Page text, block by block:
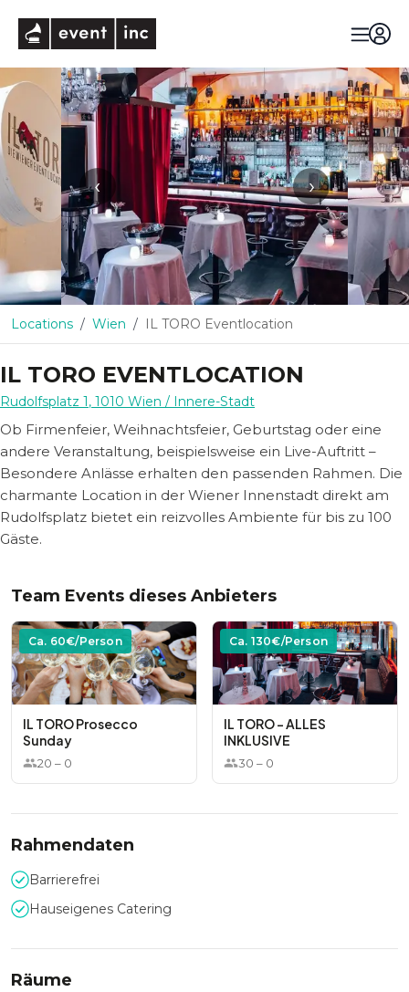
‹ ›
Locations Wien IL TORO Eventlocation
IL TORO EVENTLOCATION
Rudolfsplatz 1, 1010 Wien / Innere-Stadt
Ob Firmenfeier, Weihnachtsfeier, Geburtstag oder eine
andere Veranstaltung, beispielsweise ein Live-Auftritt –
Besondere Anlässe erhalten den passenden Rahmen. Die
charmante Location in der Wiener Innenstadt direkt am
Rudolfsplatz bietet ein reizvolles Ambiente für bis zu 100
Gäste.
Team Events dieses Anbieters
Ca. 60€/Person
IL TORO Prosecco
Sunday
20 – 0
Ca. 130€/Person
IL TORO - ALLES
INKLUSIVE
30 – 0
Rahmendaten
Barrierefrei
Hauseigenes Catering
Räume